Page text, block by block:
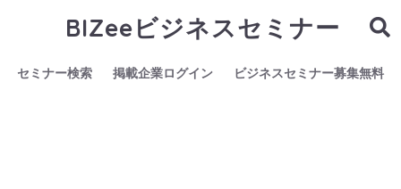
BIZeeビジネスセミナー
セミナー検索 掲載企業ログイン ビジネスセミナー募集無料